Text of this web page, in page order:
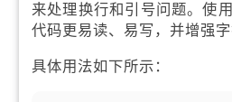
来处理换行和引号问题。使
代码更易读、易写，并增强字
具体用法如下所示：